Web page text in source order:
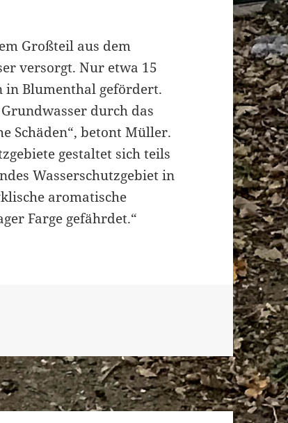
Großteil aus dem
versorgt. Nur etwa 15
in Blumenthal gefördert.
durch das
Schäden“, betont Müller.
gestaltet sich teils
Wasserschutzgebiet in
aromatische
Farge gefährdet.“